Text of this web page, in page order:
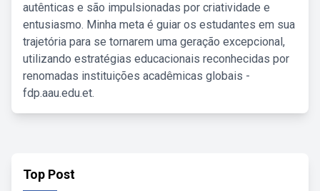
autênticas e são impulsionadas por criatividade e
entusiasmo. Minha meta é guiar os estudantes em sua
trajetória para se tornarem uma geração excepcional,
utilizando estratégias educacionais reconhecidas por
renomadas instituições acadêmicas globais -
fdp.aau.edu.et.
Top Post